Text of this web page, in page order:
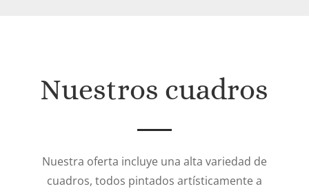
Nuestros cuadros
Nuestra oferta incluye una alta variedad de
cuadros, todos pintados artísticamente a